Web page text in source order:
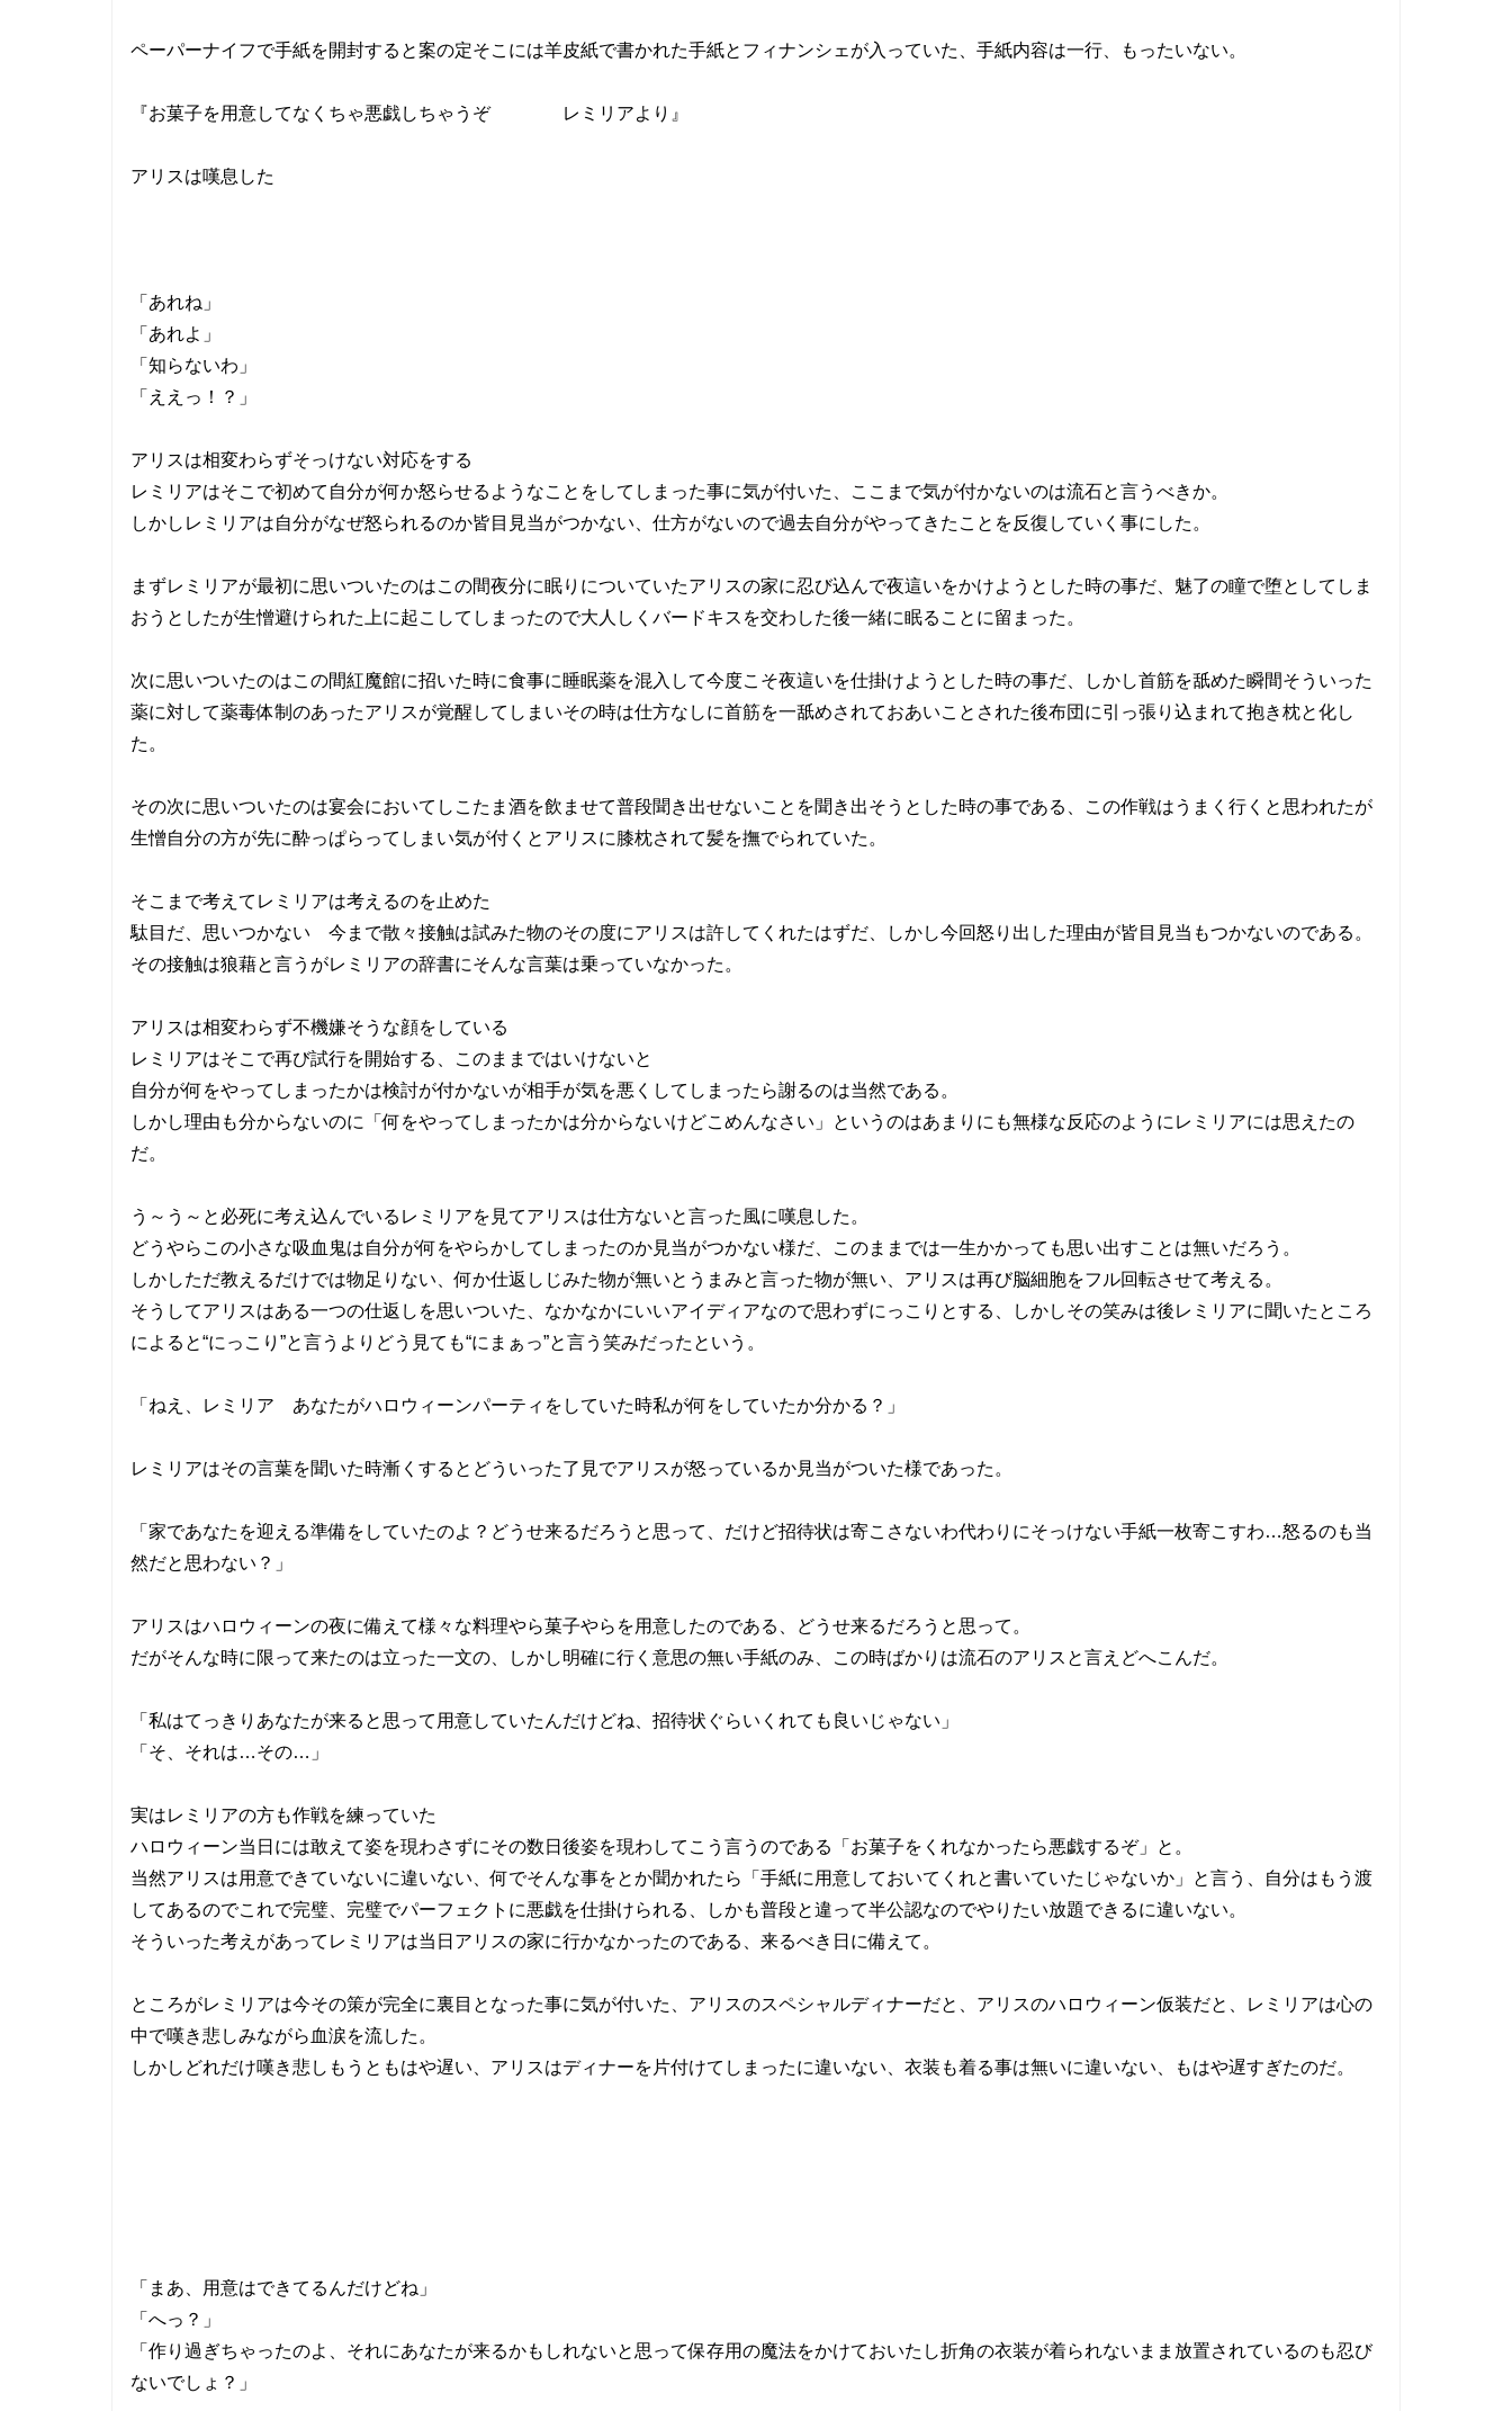
ペーパーナイフで手紙を開封すると案の定そこには羊皮紙で書かれた手紙とフィナンシェが入っていた、手紙内容は一行、もったいない。
『お菓子を用意してなくちゃ悪戯しちゃうぞ レミリアより』
アリスは嘆息した
「あれね」
「あれよ」
「知らないわ」
「ええっ！？」
アリスは相変わらずそっけない対応をする
レミリアはそこで初めて自分が何か怒らせるようなことをしてしまった事に気が付いた、ここまで気が付かないのは流石と言うべきか。
しかしレミリアは自分がなぜ怒られるのか皆目見当がつかない、仕方がないので過去自分がやってきたことを反復していく事にした。
まずレミリアが最初に思いついたのはこの間夜分に眠りについていたアリスの家に忍び込んで夜這いをかけようとした時の事だ、魅了の瞳で堕としてしま
おうとしたが生憎避けられた上に起こしてしまったので大人しくバードキスを交わした後一緒に眠ることに留まった。
次に思いついたのはこの間紅魔館に招いた時に食事に睡眠薬を混入して今度こそ夜這いを仕掛けようとした時の事だ、しかし首筋を舐めた瞬間そういった
薬に対して薬毒体制のあったアリスが覚醒してしまいその時は仕方なしに首筋を一舐めされておあいことされた後布団に引っ張り込まれて抱き枕と化し
た。
その次に思いついたのは宴会においてしこたま酒を飲ませて普段聞き出せないことを聞き出そうとした時の事である、この作戦はうまく行くと思われたが
生憎自分の方が先に酔っぱらってしまい気が付くとアリスに膝枕されて髪を撫でられていた。
そこまで考えてレミリアは考えるのを止めた
駄目だ、思いつかない 今まで散々接触は試みた物のその度にアリスは許してくれたはずだ、しかし今回怒り出した理由が皆目見当もつかないのである。
その接触は狼藉と言うがレミリアの辞書にそんな言葉は乗っていなかった。
アリスは相変わらず不機嫌そうな顔をしている
レミリアはそこで再び試行を開始する、このままではいけないと
自分が何をやってしまったかは検討が付かないが相手が気を悪くしてしまったら謝るのは当然である。
しかし理由も分からないのに「何をやってしまったかは分からないけどこめんなさい」というのはあまりにも無様な反応のようにレミリアには思えたの
だ。
う～う～と必死に考え込んでいるレミリアを見てアリスは仕方ないと言った風に嘆息した。
どうやらこの小さな吸血鬼は自分が何をやらかしてしまったのか見当がつかない様だ、このままでは一生かかっても思い出すことは無いだろう。
しかしただ教えるだけでは物足りない、何か仕返しじみた物が無いとうまみと言った物が無い、アリスは再び脳細胞をフル回転させて考える。
そうしてアリスはある一つの仕返しを思いついた、なかなかにいいアイディアなので思わずにっこりとする、しかしその笑みは後レミリアに聞いたところ
によると“にっこり”と言うよりどう見ても“にまぁっ”と言う笑みだったという。
「ねえ、レミリア あなたがハロウィーンパーティをしていた時私が何をしていたか分かる？」
レミリアはその言葉を聞いた時漸くするとどういった了見でアリスが怒っているか見当がついた様であった。
「家であなたを迎える準備をしていたのよ？どうせ来るだろうと思って、だけど招待状は寄こさないわ代わりにそっけない手紙一枚寄こすわ…怒るのも当
然だと思わない？」
アリスはハロウィーンの夜に備えて様々な料理やら菓子やらを用意したのである、どうせ来るだろうと思って。
だがそんな時に限って来たのは立った一文の、しかし明確に行く意思の無い手紙のみ、この時ばかりは流石のアリスと言えどへこんだ。
「私はてっきりあなたが来ると思って用意していたんだけどね、招待状ぐらいくれても良いじゃない」
「そ、それは…その…」
実はレミリアの方も作戦を練っていた
ハロウィーン当日には敢えて姿を現わさずにその数日後姿を現わしてこう言うのである「お菓子をくれなかったら悪戯するぞ」と。
当然アリスは用意できていないに違いない、何でそんな事をとか聞かれたら「手紙に用意しておいてくれと書いていたじゃないか」と言う、自分はもう渡
してあるのでこれで完璧、完璧でパーフェクトに悪戯を仕掛けられる、しかも普段と違って半公認なのでやりたい放題できるに違いない。
そういった考えがあってレミリアは当日アリスの家に行かなかったのである、来るべき日に備えて。
ところがレミリアは今その策が完全に裏目となった事に気が付いた、アリスのスペシャルディナーだと、アリスのハロウィーン仮装だと、レミリアは心の
中で嘆き悲しみながら血涙を流した。
しかしどれだけ嘆き悲しもうともはや遅い、アリスはディナーを片付けてしまったに違いない、衣装も着る事は無いに違いない、もはや遅すぎたのだ。
「まあ、用意はできてるんだけどね」
「へっ？」
「作り過ぎちゃったのよ、それにあなたが来るかもしれないと思って保存用の魔法をかけておいたし折角の衣装が着られないまま放置されているのも忍び
ないでしょ？」